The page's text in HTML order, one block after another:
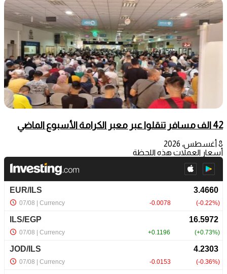
42 الف مسافر تنقلوا عبر معبر الكرامة الأسبوع الماضي
8 أغسطس، 2026
أسعار العملات هذه اللحظة